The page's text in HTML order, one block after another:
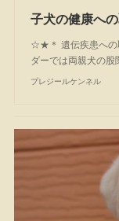
☆★＊ 遺伝疾患への
ダーでは両親犬の股
プレジールケンネル